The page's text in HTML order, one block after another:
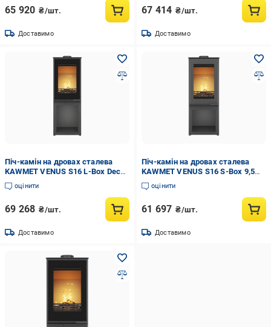
65 920 ₴/шт.
Доставимо
67 414 ₴/шт.
Доставимо
Піч-камін на дровах сталева
KAWMET VENUS S16 L-Box Decor
9,5 кВт (WS16-LBox-Decor)
оцінити
69 268 ₴/шт.
Доставимо
Піч-камін на дровах сталева
KAWMET VENUS S16 S-Box 9,5
кВт (WS16-SBox)
оцінити
61 697 ₴/шт.
Доставимо